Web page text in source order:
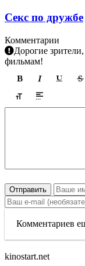
Секс по дружбе
Комментарии
Дорогие
фильмам!
Отправить
Комментариев
kinostart.net